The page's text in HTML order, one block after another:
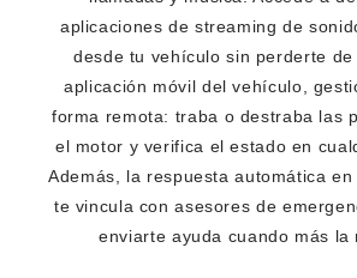
aplicaciones de streaming de
desde tu vehículo sin perderte de
aplicación móvil del vehículo,
forma remota: traba o destraba las
el motor y verifica el estado en
Además, la respuesta automática
te vincula con asesores de
enviarte ayuda cuando más la